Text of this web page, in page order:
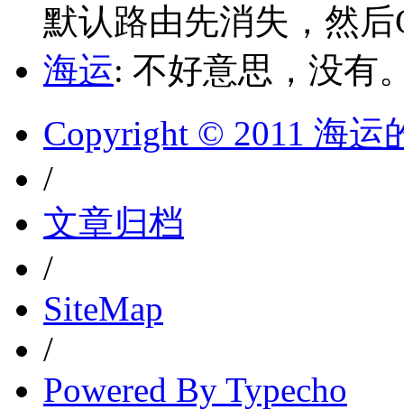
默认路由先消失，然
海运: 不好意思，没有
Copyright © 2011 海运
/
文章归档
/
SiteMap
/
Powered By Typecho